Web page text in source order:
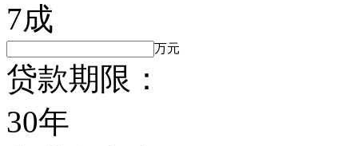
7成
万元
贷款期限：
30年